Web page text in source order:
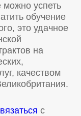
успеть
обучение
это удачное
на
качеством
с